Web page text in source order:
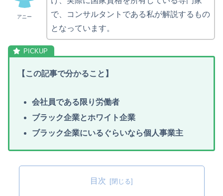
アニー
で、コンサルタントである私が解説するもの
となっています。
【 この記事で分かること 】
会社員である限り労働者
ブラック企業とホワイト企業
ブラック企業にいるぐらいなら個人事業主
目次